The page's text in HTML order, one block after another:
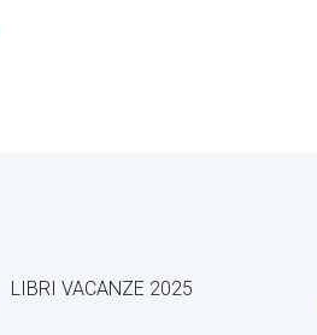
LIBRI VACANZE 2025